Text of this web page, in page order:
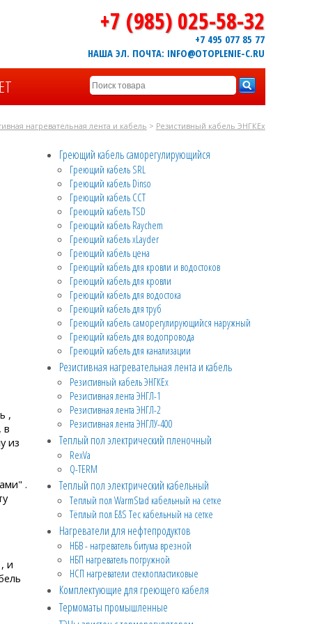
+7 (985) 025-58-32
+7 495 077 85 77
НАША ЭЛ. ПОЧТА: INFO@OTOPLENIE-C.RU
нагревательная лента и кабель > Резистивный кабель ЭНГКЕх
,
в
из
.
и
Греющий кабель саморегулирующийся
Греющий кабель SRL
Греющий кабель Dinso
Греющий кабель CCT
Греющий кабель TSD
Греющий кабель Raychem
Греющий кабель xLayder
Греющий кабель цена
Греющий кабель для кровли и водостоков
Греющий кабель для кровли
Греющий кабель для водостока
Греющий кабель для труб
Греющий кабель саморегулирующийся наружный
Греющий кабель для водопровода
Греющий кабель для канализации
Резистивная нагревательная лента и кабель
Резистивный кабель ЭНГКЕх
Резистивная лента ЭНГЛ-1
Резистивная лента ЭНГЛ-2
Резистивная лента ЭНГЛУ-400
Теплый пол электрический пленочный
RexVa
Q-TERM
Теплый пол электрический кабельный
Теплый пол WarmStad кабельный на сетке
Тёплый пол E&S Tec кабельный на сетке
Нагреватели для нефтепродуктов
НБВ - нагреватель битума врезной
НБП нагреватель погружной
НСП нагреватели стеклопластиковые
Комплектующие для греющего кабеля
Термоматы промышленные